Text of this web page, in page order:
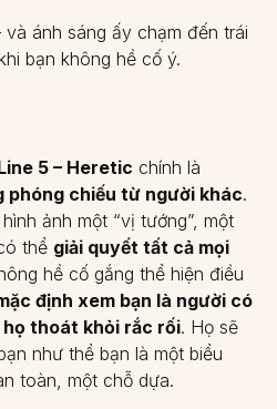
và ánh sáng ấy chạm đến trái
bạn không hề cố ý.
5 – Heretic chính là
phóng chiếu từ người khác.
ảnh một “vị tướng”, một
thể giải quyết tất cả mọi
hề cố gắng thể hiện điều
định xem bạn là người có
thoát khỏi rắc rối. Họ sẽ
như thể bạn là một biểu
toàn, một chỗ dựa.